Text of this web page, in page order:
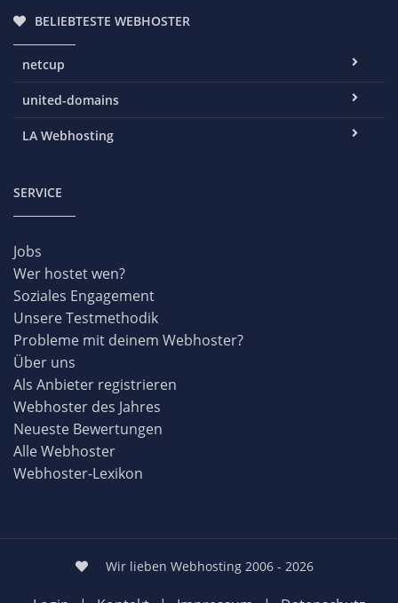
BELIEBTESTE WEBHOSTER
netcup
united-domains
LA Webhosting
SERVICE
Jobs
Wer hostet wen?
Soziales Engagement
Unsere Testmethodik
Probleme mit deinem Webhoster?
Über uns
Als Anbieter registrieren
Webhoster des Jahres
Neueste Bewertungen
Alle Webhoster
Webhoster-Lexikon
Wir lieben Webhosting 2006 - 2026